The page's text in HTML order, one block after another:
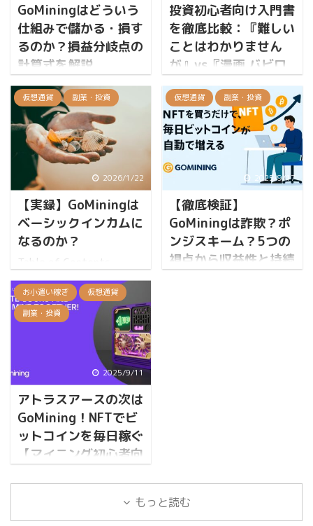
GoMiningはどういう
仕組みで儲かる・損す
るのか？損益分岐点の
計算式を解説
結論：GoMiningの収益は
「TH数 × (BTC産出量 −
維持費)」という引き算
で決まる 「GoMiningっ
て結局儲かるの？」「損
益分岐点ってどう計算す
るの？」 こうした疑問に
対し、この記事では
2024年11月から
GoMiningを運用してきた
中で整理した仕組みその
ものを解説します。今の
自分の投資額やTH数には
触れません。計算式さえ
押さえれば、あなた自身
の条件を当てはめて誰で
も損益分岐点を出せるよ
うになります。
GoMiningの収益構造は
「2つの数字」で決まる
GoMiningのNFTマイニン
グ ...
投資初心者向け入門書
を徹底比較：『難しい
ことはわかりません
が』vs『漫画 バビロ
ン大富豪の教え』
本記事はプロモーション
(アフィリエイト広告)を
含みます。 結論：比較の
結果は? 新NISA対応で具
体的な投資手法を今すぐ
実践したい人は『難しい
ことはわかりません
が』、お金に対する心構
えと長期的な人生設計か
ら学びたい人は『漫画 バ
ビロン大富豪の教え』が
仮想通貨 副業・投資
2026/1/22
【実録】GoMiningは
ベーシックインカムに
なるのか？
Table of Contents
Toggle 10THから1PHを
目指した結果と損益分岐
点・攻略法を完全解説 筆
者のGoMining運用条件
（前提） NFTは「増や
す」より「育てる」が正
解な理由 理由 実測デー
タで見るGoMiningの収益
構造 BTC産出量（実測）
維持コスト
1PH（1,000TH）達成時
のリアルな数字 月間BTC
収益 BTC価格別・月収 維
持コスト（1PH） 純利益
仮想通貨 副業・投資
2025/9/17
【徹底検証】
GoMiningは詐欺？ポ
ンジスキーム？5つの
視点から収益性と持続
し、詐欺だったらどうし
よう…」 その疑念、非常
によくわかります。 実際
お小遣い稼ぎ
仮想通貨
副業・投資
2025/9/11
アトラスアースの次は
GoMining！NFTでビ
ットコインを毎日稼ぐ
【マイニング初心者向
アトラスアースの記事に
ついては、毎日かなりの
もっと読む